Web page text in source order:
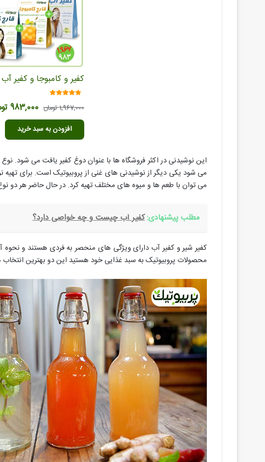
کفیر و کامبوجا و کفیر آب
4.40
1,967,000تومان قیمت
اصلی
983,000
افزودن به سبد خرید
می شود یکی دیگر از نوشیدنی های غنی از پروبیوتیک است. برای تهیه
می توان با طعم ها و میوه های مختلف تهیه کرد. در حال حاضر هر دو
مطلب پیشنهادی:کفیر آب چیست و چه خواصی دارد؟
کفیر شیر و کفیر آب دارای ویژگی های منحصر به فردی هستند و نحوه
محصولات پروبیوتیک به سبد غذایی خود هستید این دو بهترین